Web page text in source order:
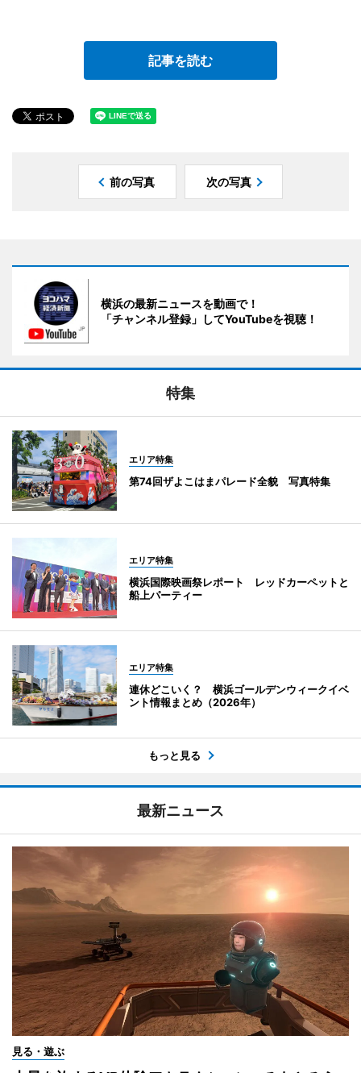
記事を読む
前の写真 次の写真
横浜の最新ニュースを動画で！
「チャンネル登録」してYouTubeを視聴！
特集
エリア特集
第74回ザよこはまパレード全貌 写真特集
エリア特集
横浜国際映画祭レポート レッドカーペットと
船上パーティー
エリア特集
連休どこいく？ 横浜ゴールデンウィークイベ
ント情報まとめ（2026年）
もっと見る
最新ニュース
見る・遊ぶ